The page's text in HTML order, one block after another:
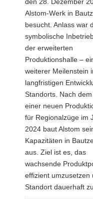
Alstom-Werk in
besucht. Anlass war
symbolische
der erweiterten
Produktionshalle –
weiterer Meilenstein
langfristigen
Standorts. Nach
einer neuen
für Regionalzüge im
2024 baut Alstom
Kapazitäten in
aus. Ziel ist es, das
wachsende
effizient umzusetzen
Standort dauerhaft